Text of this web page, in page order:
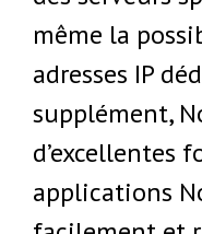
même la
adresses IP
supplément,
d’excellentes
applications